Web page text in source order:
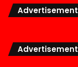
Advertisement
Advertisement